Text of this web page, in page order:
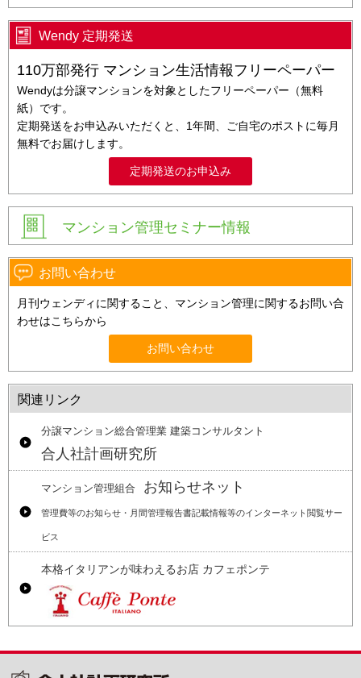
Wendy 定期発送
110万部発行 マンション生活情報フリーペーパー
Wendyは分譲マンションを対象としたフリーペーパー（無料
紙）です。
定期発送をお申込みいただくと、1年間、ご自宅のポストに毎月
無料でお届けします。
定期発送のお申込み
マンション管理セミナー情報
お問い合わせ
月刊ウェンディに関すること、マンション管理に関するお問い合
わせはこちらから
お問い合わせ
関連リンク
分譲マンション総合管理業 建築コンサルタント
合人社計画研究所
マンション管理組合 お知らせネット
管理費等のお知らせ・月間管理報告書記載情報等のインターネット閲覧サー
ビス
本格イタリアンが味わえるお店 カフェポンテ